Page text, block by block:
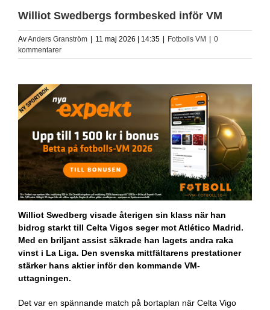
Williot Swedbergs formbesked inför VM
AvAnders Granström | 11 maj 2026 | 14:35 | Fotbolls VM | 0
kommentarer
Williot Swedberg visade återigen sin klass när han
bidrog starkt till Celta Vigos seger mot Atlético Madrid.
Med en briljant assist säkrade han lagets andra raka
vinst i La Liga. Den svenska mittfältarens prestationer
stärker hans aktier inför den kommande VM-
uttagningen.
Det var en spännande match på bortaplan när Celta Vigo